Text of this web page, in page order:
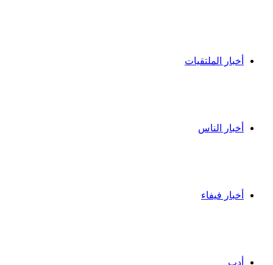
أخبار الملتقيات
أخبار الناس
أخبار فيفاء
أدب